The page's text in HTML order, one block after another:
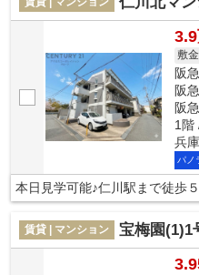
敷金
阪
阪
阪
1階
兵
パノ
本日見学可能♪仁川駅まで徒歩
賃貸 | マンション 宝梅園(1)1